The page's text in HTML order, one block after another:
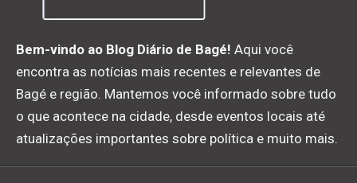
Bem-vindo ao Blog Diário de Bagé! Aqui você
encontra as notícias mais recentes e relevantes de
Bagé e região. Mantemos você informado sobre tudo
o que acontece na cidade, desde eventos locais até
atualizações importantes sobre política e muito mais.